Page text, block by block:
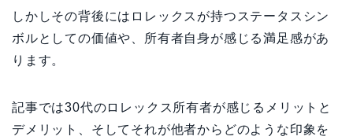
しかしその背後にはロレックスが持つステータスシン
ボルとしての価値や、所有者自身が感じる満足感があ
ります。
記事では30代のロレックス所有者が感じるメリットと
デメリット、そしてそれが他者からどのような印象を